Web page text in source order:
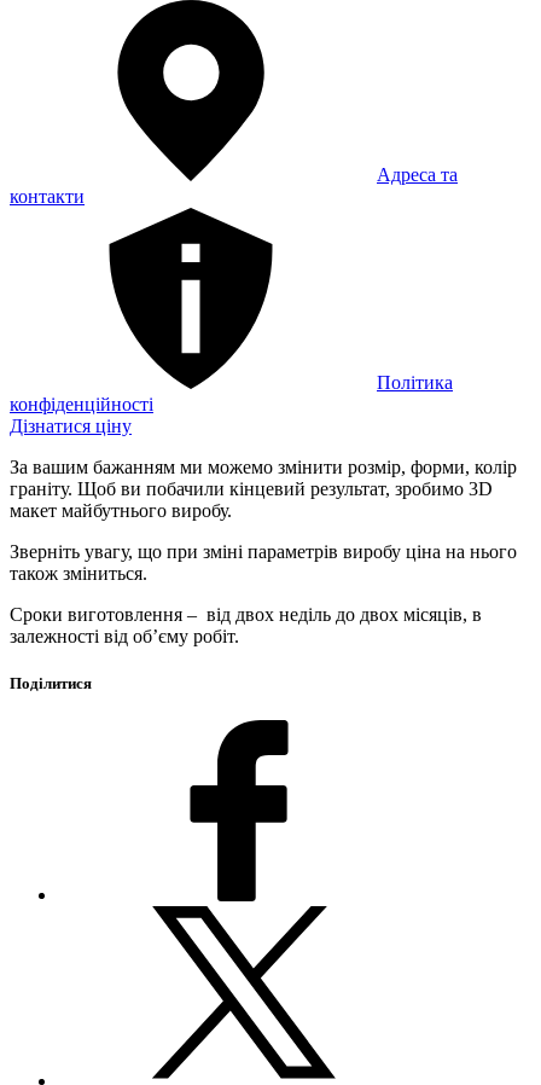
Адреса та
контакти
Політика
конфіденційності
Дізнатися ціну
За вашим бажанням ми можемо змінити розмір, форми, колір
граніту. Щоб ви побачили кінцевий результат, зробимо 3D
макет майбутнього виробу.
Зверніть увагу, що при зміні параметрів виробу ціна на нього
також зміниться.
Сроки виготовлення – від двох неділь до двох місяців, в
залежності від об’єму робіт.
Поділитися